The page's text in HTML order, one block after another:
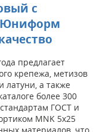
с
Юниформ
предлагает
крепежа, метизов
а также
более 300
ГОСТ и
MNK 5х25